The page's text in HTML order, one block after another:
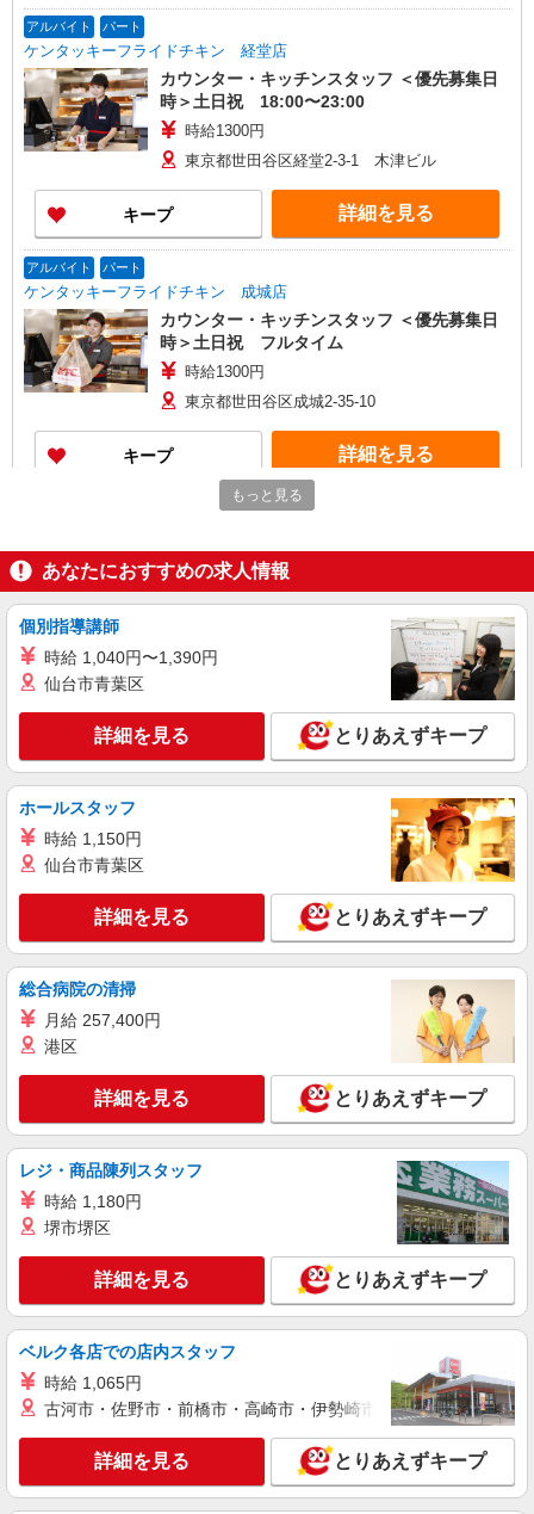
アルバイト パート
ケンタッキーフライドチキン 経堂店
カウンター・キッチンスタッフ ＜優先募集日
時＞土日祝 18:00〜23:00
時給1300円
東京都世田谷区経堂2-3-1 木津ビル
キープ 詳細を見る
アルバイト パート
ケンタッキーフライドチキン 成城店
カウンター・キッチンスタッフ ＜優先募集日
時＞土日祝 フルタイム
時給1300円
東京都世田谷区成城2-35-10
キープ 詳細を見る
カウンター・キッチンスタッフ ＜優先募集日
時＞土日祝 18:00〜23:00
キープ 詳細を見る
パート
ケンタッキーフライドチキン 千歳烏山店
カウンター・キッチンスタッフ ＜優先募集日
時給1300円 ＜高校生＞時給1280円
東京都世田谷区南烏山6-4-30SNビル内
キープ 詳細を見る
アルバイト パート
ケンタッキーフライドチキン 三軒茶屋店
カウンター・キッチンスタッフ ＜優先募集日
時＞平日（月〜金） フルタイム
時給1300円
東京都世田谷区太子堂4-23-15
キープ 詳細を見る
アルバイト パート
リータンタンカフェ 経堂コルティ店
中華カフェのキッチンスタッフ（ディナー帯）
時給1,300円以上＋交通費規定内支給 ◆昇給あ
り ※研修中は1,250円
Lee Tan Tan Cafe 経堂コルティ店 東京都世
田谷区経堂2-1-33 経堂コルティ4F
キープ 詳細を見る
もっと見る
あなたにおすすめの求人情報
個別指導講師
時給 1,040円〜1,390円
仙台市青葉区
詳細を見る とりあえずキープ
ホールスタッフ
時給 1,150円
仙台市青葉区
詳細を見る とりあえずキープ
総合病院の清掃
月給 257,400円
港区
詳細を見る とりあえずキープ
レジ・商品陳列スタッフ
時給 1,180円
堺市堺区
詳細を見る とりあえずキープ
ベルク各店での店内スタッフ
時給 1,065円
古河市・佐野市・前橋市・高崎市・伊勢崎市・太田市・館林市
詳細を見る とりあえずキープ